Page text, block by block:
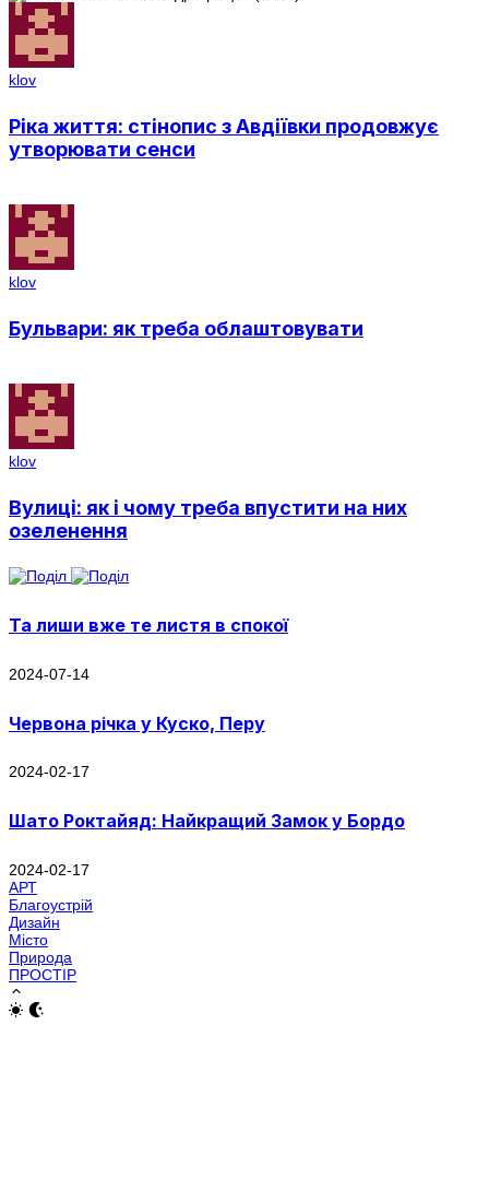
klov
Ріка життя: стінопис з Авдіївки продовжує
утворювати сенси
klov
Бульвари: як треба облаштовувати
klov
Вулиці: як і чому треба впустити на них
озеленення
Та лиши вже те листя в спокої
2024-07-14
Червона річка у Куско, Перу
2024-02-17
Шато Роктайяд: Найкращий Замок у Бордо
2024-02-17
АРТ
Благоустрій
Дизайн
Місто
Природа
ПРОСТІР